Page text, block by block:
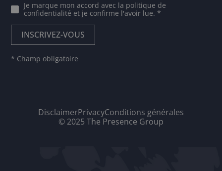
Je marque mon accord avec la politique de
confidentialité et je confirme l'avoir lue. *
* Champ obligatoire
DisclaimerPrivacyConditions générales
© 2025 The Presence Group